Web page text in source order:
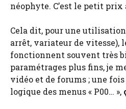
néophyte. C’est le petit
Cela dit, pour une
arrêt, variateur de vitesse),
fonctionnent souvent très
paramétrages plus fins, je
vidéo et de forums ; une fois
logique des menus « P00… »,